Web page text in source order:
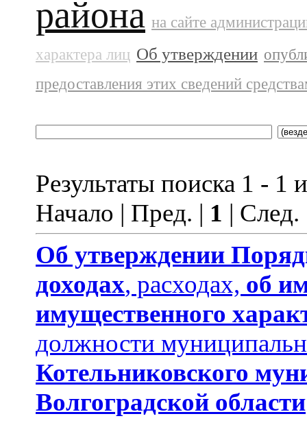
района на сайте
характера лиц Об утверждении
предоставления этих сведений
Результаты поиска 1 - 1
Начало | Пред. | 1 |
Об утверждении
доходах, расходах, об
имущественного
должности
Котельниковского
Волгоградской области